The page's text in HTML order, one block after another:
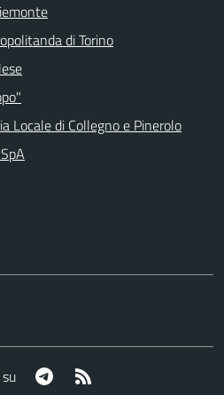
di Torino
Locale di Collegno e Pinerolo
Telegram